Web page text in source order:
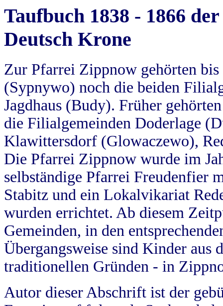
Taufbuch 1838 - 1866
Deutsch Krone
Zur Pfarrei Zippnow gehörten
(Sypnywo) noch die beiden
Jagdhaus (Budy). Früher
die Filialgemeinden Doderlage
Klawittersdorf (Glowaczewo),
Die Pfarrei Zippnow wurde im
selbständige Pfarrei Freudenfier
Stabitz und ein Lokalvikariat
wurden errichtet. Ab diesem
Gemeinden, in den
Übergangsweise sind Kinder aus
traditionellen Gründen - in
Autor dieser Abschrift ist der